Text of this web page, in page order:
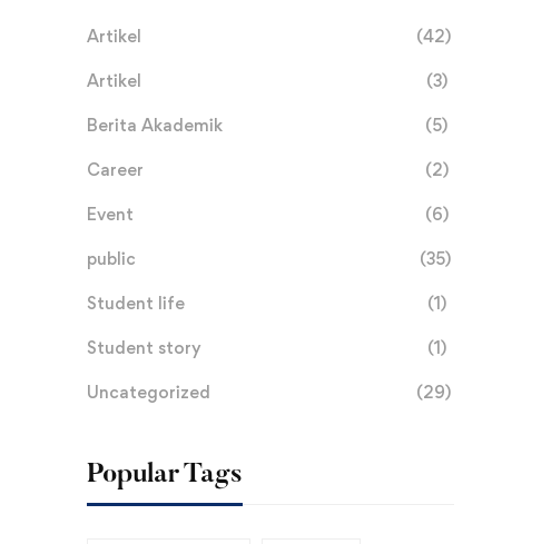
Artikel (42)
Artikel (3)
Berita Akademik (5)
Career (2)
Event (6)
public (35)
Student life (1)
Student story (1)
Uncategorized (29)
Popular Tags